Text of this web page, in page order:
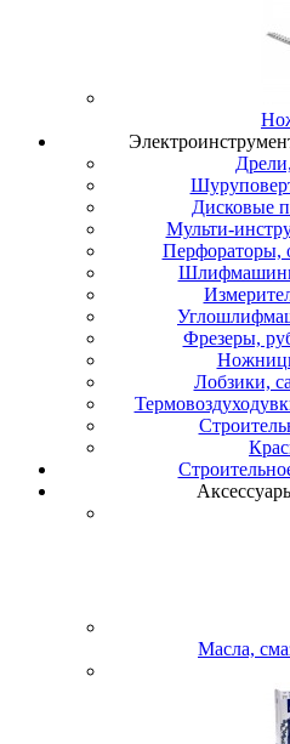
Дисковые
Мульти-
Перфораторы,
Фрезеры,
Лобзики,
Масла,